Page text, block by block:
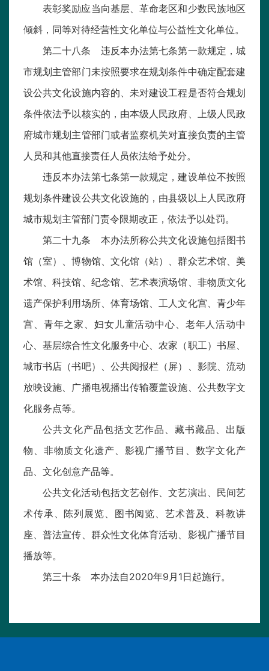
表彰奖励应当向基层、革命老区和少数民族地区
倾斜，同等对待经营性文化单位与公益性文化单位。
第二十八条 违反本办法第七条第一款规定，城
市规划主管部门未按照要求在规划条件中确定配套建
设公共文化设施内容的、未对建设工程是否符合规划
条件依法予以核实的，由本级人民政府、上级人民政
府城市规划主管部门或者监察机关对直接负责的主管
人员和其他直接责任人员依法给予处分。
违反本办法第七条第一款规定，建设单位不按照
规划条件建设公共文化设施的，由县级以上人民政府
城市规划主管部门责令限期改正，依法予以处罚。
第二十九条 本办法所称公共文化设施包括图书
馆（室）、博物馆、文化馆（站）、群众艺术馆、美
术馆、科技馆、纪念馆、艺术表演场馆、非物质文化
遗产保护利用场所、体育场馆、工人文化宫、青少年
宫、青年之家、妇女儿童活动中心、老年人活动中
心、基层综合性文化服务中心、农家（职工）书屋、
城市书店（书吧）、公共阅报栏（屏）、影院、流动
放映设施、广播电视播出传输覆盖设施、公共数字文
化服务点等。
公共文化产品包括文艺作品、藏书藏品、出版
物、非物质文化遗产、影视广播节目、数字文化产
品、文化创意产品等。
公共文化活动包括文艺创作、文艺演出、民间艺
术传承、陈列展览、图书阅览、艺术普及、科教讲
座、普法宣传、群众性文化体育活动、影视广播节目
播放等。
第三十条 本办法自2020年9月1日起施行。